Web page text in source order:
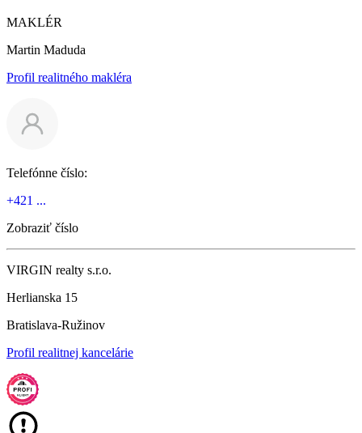
MAKLÉR
Martin Maduda
Profil realitného makléra
Telefónne číslo:
+421 ...
Zobraziť číslo
VIRGIN realty s.r.o.
Herlianska 15
Bratislava-Ružinov
Profil realitnej kancelárie